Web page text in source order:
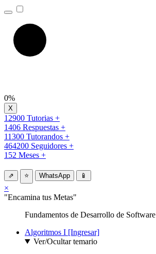
0%
12900 Tutorias +
1406 Respuestas +
11300 Tutorandos +
464200 Seguidores +
152 Meses +
⇗ ⭐ WhatsApp 📱
×
"Encamina tus Metas"
Fundamentos de Desarrollo de Software
Algoritmos I [Ingresar]
Ver/Ocultar temario